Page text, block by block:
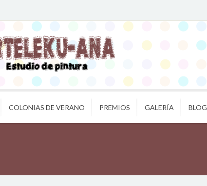
COLONIAS DE VERANO PREMIOS GALERÍA BLOG